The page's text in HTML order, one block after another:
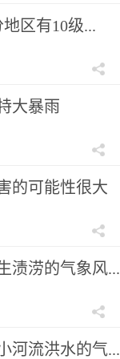
区有10级...
大暴雨
的可能性很大
渍涝的气象风...
河流洪水的气...